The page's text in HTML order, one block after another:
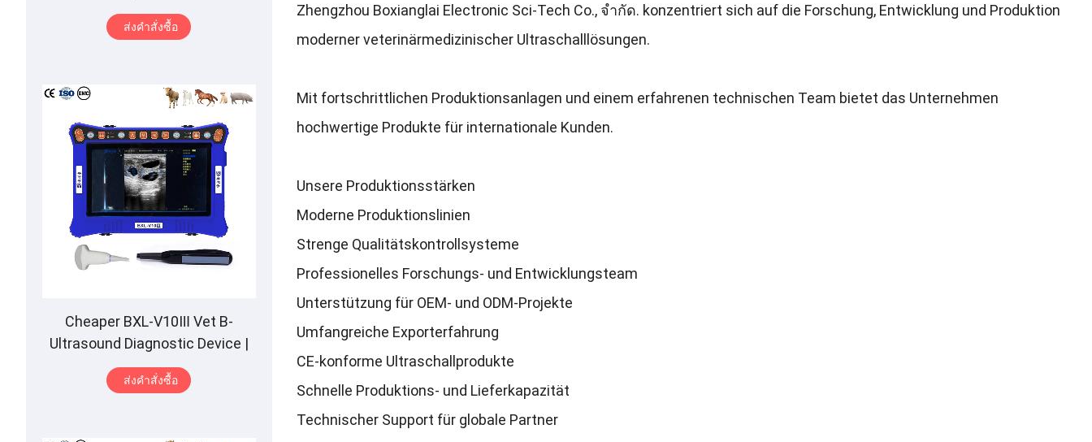
Zhengzhou Boxianglai Electronic Sci-Tech Co., จํากัด. konzentriert sich auf die Forschung, Entwicklung und Produktion
moderner veterinärmedizinischer Ultraschalllösungen.
Mit fortschrittlichen Produktionsanlagen und einem erfahrenen technischen Team bietet das Unternehmen
hochwertige Produkte für internationale Kunden.
Unsere Produktionsstärken
Moderne Produktionslinien
Strenge Qualitätskontrollsysteme
Professionelles Forschungs- und Entwicklungsteam
Unterstützung für OEM- und ODM-Projekte
Umfangreiche Exporterfahrung
CE-konforme Ultraschallprodukte
Schnelle Produktions- und Lieferkapazität
Technischer Support für globale Partner
| 7Hours Battery
Screen
|Multiple Probe
ส่งคําสั่งซื้อ
Cheaper BXL-V10Ⅲ Vet B-
Ultrasound Diagnostic Device |
Animal Pregnancy Backfat
Detect
|Multiple Probe
ส่งคําสั่งซื้อ